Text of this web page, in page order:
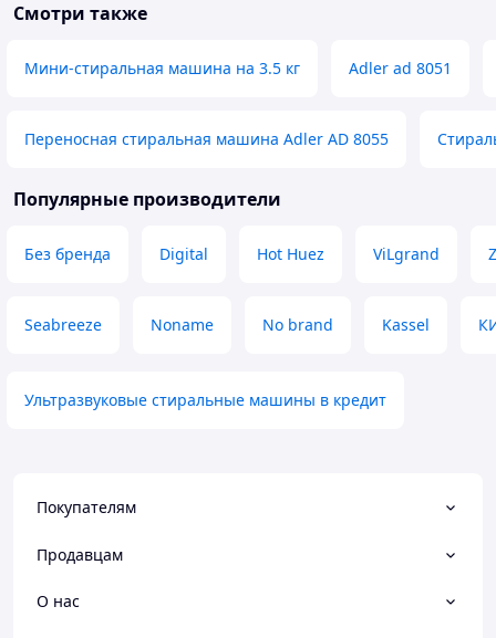
Смотри также
Мини-стиральная машина на 3.5 кг Adler ad 8051
Переносная стиральная машина Adler AD 8055
Популярные производители
Без бренда Digital Hot Huez ViLgrand
Seabreeze Noname No brand Kassel
Ультразвуковые стиральные машины в кредит
Покупателям
Продавцам
О нас